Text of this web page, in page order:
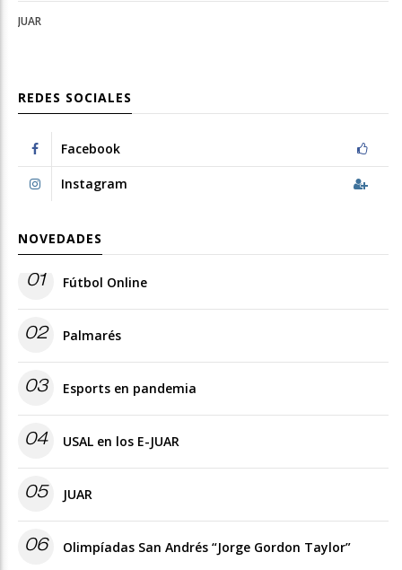
JUAR
REDES SOCIALES
Facebook
Instagram
NOVEDADES
01 Fútbol Online
02 Palmarés
03 Esports en pandemia
04 USAL en los E-JUAR
05 JUAR
06 Olimpíadas San Andrés “Jorge Gordon Taylor”